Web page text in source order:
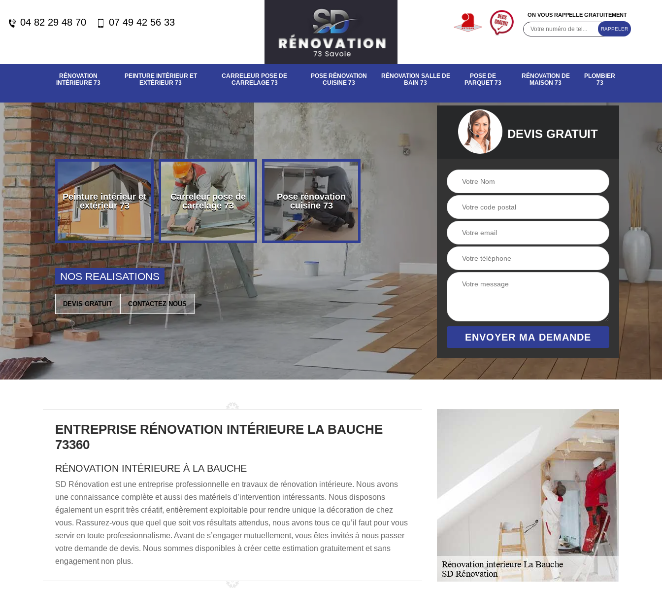
04 82 29 48 70 07 49 42 56 33
ON VOUS RAPPELLE GRATUITEMENT
RÉNOVATION
INTÉRIEURE 73
PEINTURE INTÉRIEUR ET
EXTÉRIEUR 73
CARRELEUR POSE DE
CARRELAGE 73
POSE RÉNOVATION
CUISINE 73
RÉNOVATION SALLE DE
BAIN 73
POSE DE
PARQUET 73
RÉNOVATION DE
MAISON 73
PLOMBIER
73
73
Peinture intérieur et
extérieur 73
Carreleur pose de
carrelage 73
Pose rénovation
cuisine 73
Rénovation salle de
Rénovation de
maison 73
NOS REALISATIONS
DEVIS GRATUIT CONTACTEZ NOUS
DEVIS GRATUIT
ENTREPRISE RÉNOVATION INTÉRIEURE LA BAUCHE
73360
RÉNOVATION INTÉRIEURE À LA BAUCHE
SD Rénovation est une entreprise professionnelle en travaux de rénovation intérieure. Nous avons
une connaissance complète et aussi des matériels d’intervention intéressants. Nous disposons
également un esprit très créatif, entièrement exploitable pour rendre unique la décoration de chez
vous. Rassurez-vous que quel que soit vos résultats attendus, nous avons tous ce qu’il faut pour vous
servir en toute professionnalisme. Avant de s’engager mutuellement, vous êtes invités à nous passer
votre demande de devis. Nous sommes disponibles à créer cette estimation gratuitement et sans
engagement non plus.